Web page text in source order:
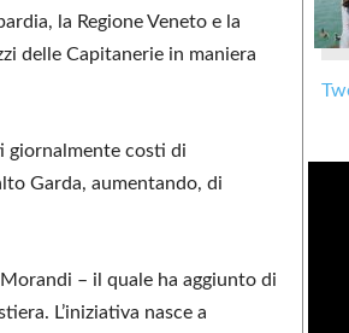
la Regione Veneto e la
delle Capitanerie in maniera
giornalmente costi di
Garda, aumentando, di
– il quale ha aggiunto di
L’iniziativa nasce a